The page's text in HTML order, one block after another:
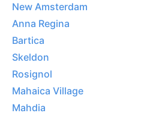
New Amsterdam
Anna Regina
Bartica
Skeldon
Rosignol
Mahaica Village
Mahdia